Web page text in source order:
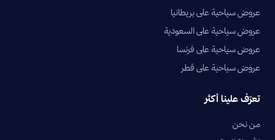
عروض سياحية على بريطانيا
عروض سياحية على السعودية
عروض سياحية على فرنسا
عروض سياحية على قطر
تعرّف علينا أكثر
من نحن